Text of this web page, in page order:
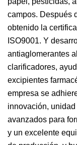
campos. Después
obtenido la
ISO9001. Y
antiaglomerantes
clarificadores,
excipientes
empresa se
innovación,
avanzados para
y un excelente